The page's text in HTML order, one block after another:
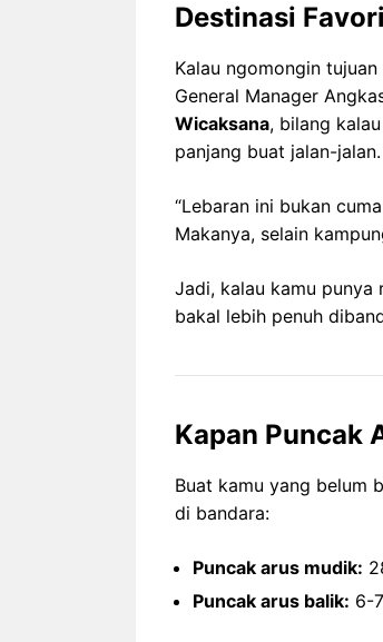
Destinasi
Kalau ngomongin
General Manager
Wicaksana, bilang
panjang buat jalan-jalan.
“Lebaran ini bukan
Makanya, selain
Jadi, kalau kamu punya
bakal lebih penuh
Kapan Puncak
Buat kamu yang belum
di bandara:
Puncak arus mudik:
Puncak arus balik: 6-